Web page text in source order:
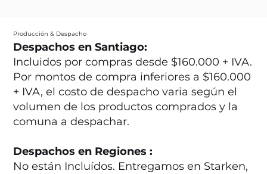
Producción & Despacho
Despachos en Santiago:
Incluidos por compras desde $160.000 + IVA.
Por montos de compra inferiores a $160.000
+ IVA, el costo de despacho varia según el
volumen de los productos comprados y la
comuna a despachar.
Despachos en Regiones :
No están Incluídos. Entregamos en Starken,